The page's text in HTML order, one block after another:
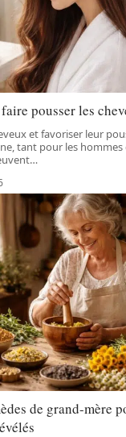
pousser les
et favoriser leur
tant pour les hommes
…
de grand-mère